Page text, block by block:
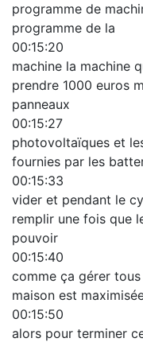
programme de
programme de la
00:15:20
machine la machine
prendre 1000 euros
panneaux
00:15:27
photovoltaïques et
fournies par les
00:15:33
vider et pendant le
remplir une fois que
pouvoir
00:15:40
comme ça gérer
maison est
00:15:50
alors pour terminer